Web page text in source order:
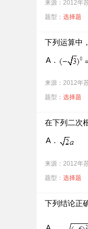
来源：2012年
题型： 选择题
下列运算中
A．
来源：2012年
题型： 选择题
在下列二次
A．
来源：2012年
题型： 选择题
下